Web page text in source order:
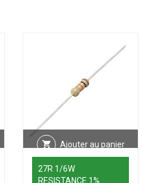
Ajouter au panier
27R 1/6W
RESISTANCE 1%